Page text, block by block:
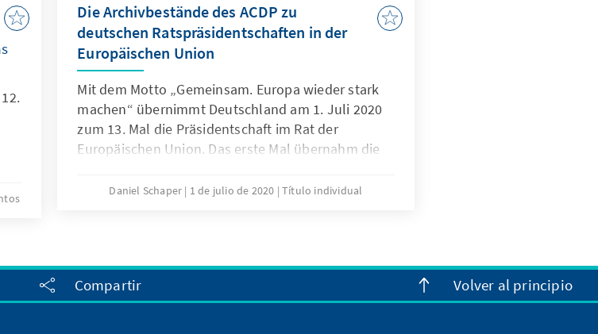
Die Archivbestände des ACDP zu
deutschen Ratspräsidentschaften in der
Europäischen Union
Mit dem Motto „Gemeinsam. Europa wieder stark
machen“ übernimmt Deutschland am 1. Juli 2020
zum 13. Mal die Präsidentschaft im Rat der
Europäischen Union. Das erste Mal übernahm die
1958, damals noch in der ein Jahr zuvor
unterschiedliche Quellen zu den bisherigen
deutschen Ratspräsidentschaften.
Daniel Schaper 1 de julio de 2020 Título individual
Compartir Volver al principio